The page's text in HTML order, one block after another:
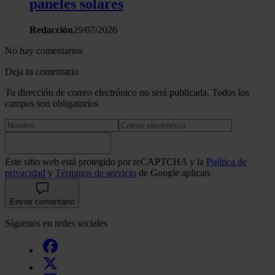
paneles solares
Redacción29/07/2026
No hay comentarios
Deja tu comentario
Tu dirección de correo electrónico no será publicada. Todos los
campos son obligatorios
Este sitio web está protegido por reCAPTCHA y la Política de
privacidad y Términos de servicio de Google aplican.
Enviar comentario
Síguenos en redes sociales